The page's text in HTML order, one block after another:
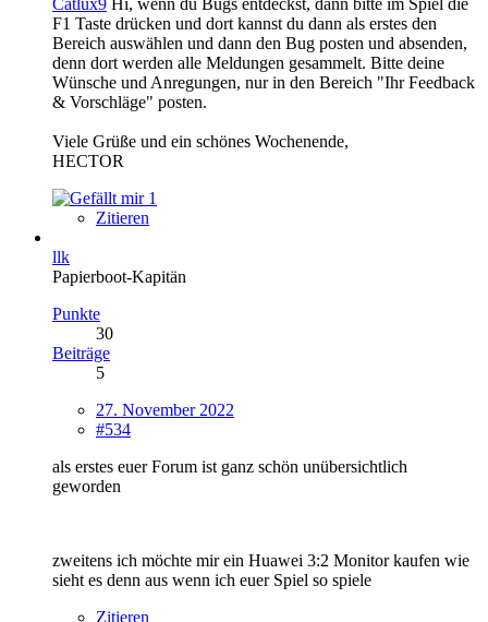
F1 Taste drücken und dort kannst du dann als erstes den
Bereich auswählen und dann den Bug posten und absenden,
denn dort werden alle Meldungen gesammelt. Bitte deine
Wünsche und Anregungen, nur in den Bereich "Ihr Feedback
& Vorschläge" posten.
Viele Grüße und ein schönes Wochenende,
HECTOR
1
Zitieren
llk
Papierboot-Kapitän
Punkte
30
Beiträge
5
27. November 2022
#534
als erstes euer Forum ist ganz schön unübersichtlich
geworden
zweitens ich möchte mir ein Huawei 3:2 Monitor kaufen wie
sieht es denn aus wenn ich euer Spiel so spiele
Zitieren